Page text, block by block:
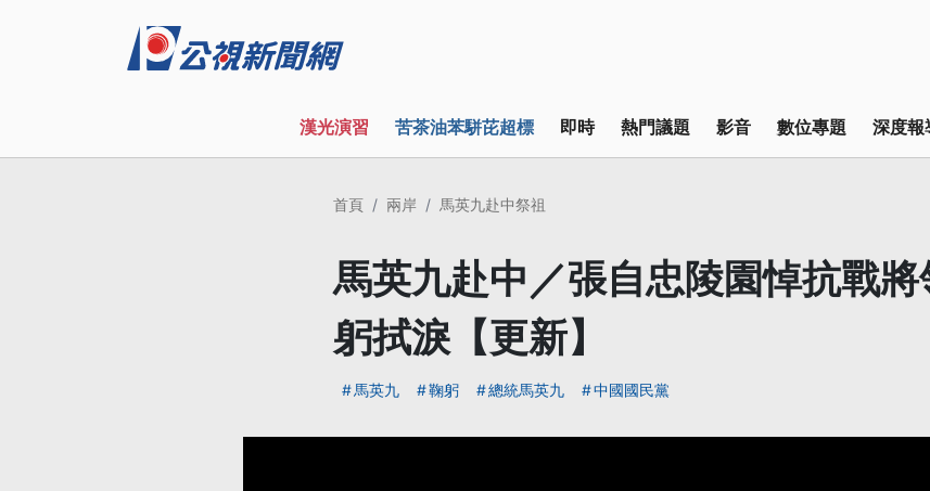
漢光演習 苦茶油苯駢芘超標 即時 熱門議題 影音 數位專題 深度報
首頁 兩岸 馬英九赴中祭祖
馬英九赴中／張自忠陵園悼抗戰
躬拭淚【更新】
馬英九 鞠躬 總統馬英九 中國國民黨